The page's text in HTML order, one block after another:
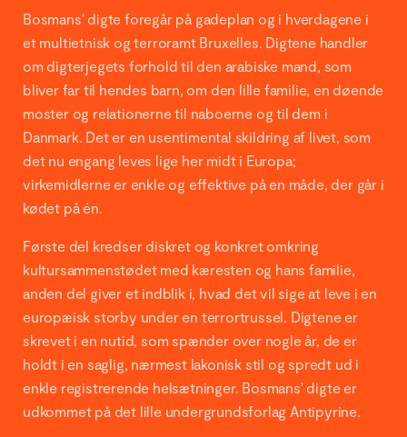
Bosmans' digte foregår på gadeplan og i hverdagene i
et multietnisk og terroramt Bruxelles. Digtene handler
om digterjegets forhold til den arabiske mand, som
bliver far til hendes barn, om den lille familie, en døende
moster og relationerne til naboerne og til dem i
Danmark. Det er en usentimental skildring af livet, som
det nu engang leves lige her midt i Europa;
virkemidlerne er enkle og effektive på en måde, der går i
kødet på én.
Første del kredser diskret og konkret omkring
kultursammenstødet med kæresten og hans familie,
anden del giver et indblik i, hvad det vil sige at leve i en
europæisk storby under en terrortrussel. Digtene er
skrevet i en nutid, som spænder over nogle år, de er
holdt i en saglig, nærmest lakonisk stil og spredt ud i
enkle registrerende helsætninger. Bosmans' digte er
udkommet på det lille undergrundsforlag Antipyrine.